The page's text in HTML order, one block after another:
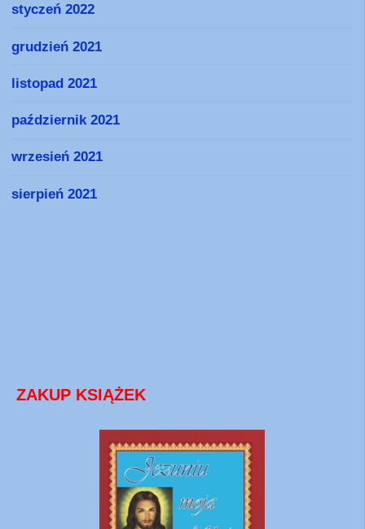
styczeń 2022
grudzień 2021
listopad 2021
październik 2021
wrzesień 2021
sierpień 2021
ZAKUP KSIĄŻEK